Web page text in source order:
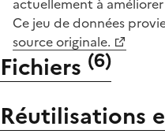
Ce jeu de données
source originale.
Fichiers (6)
Réutilisations